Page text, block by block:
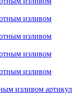
изливом артикул